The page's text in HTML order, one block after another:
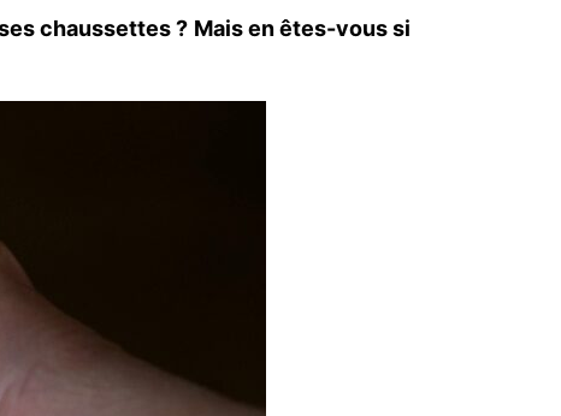
chaussettes ? Mais en êtes-vous si